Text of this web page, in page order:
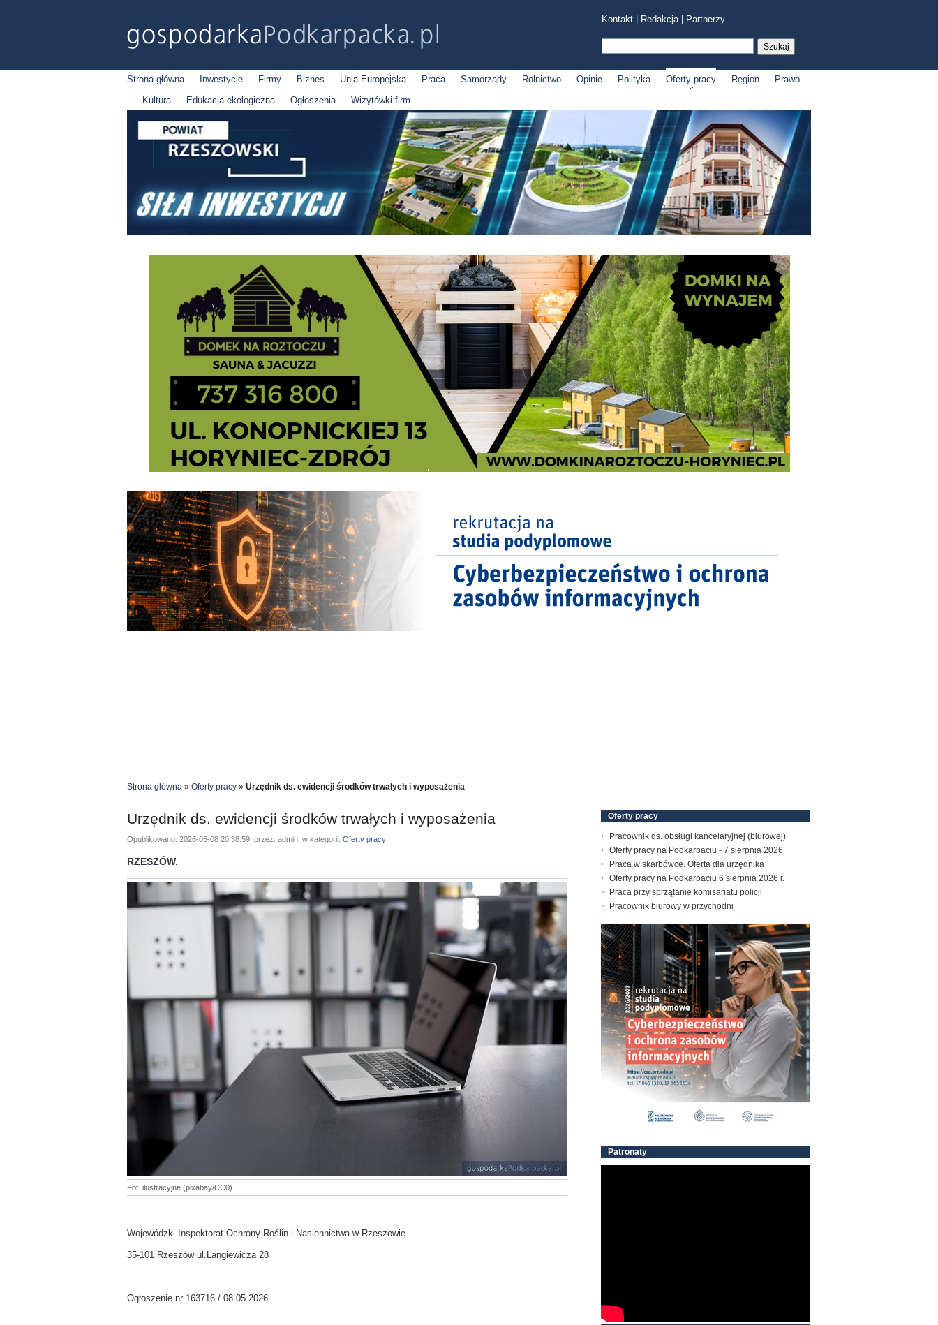
Kontakt Redakcja| Partnerzy
Strona główna Inwestycje Firmy Biznes Unia Europejska Praca Samorządy Rolnictwo Opinie Polityka Oferty pracy Region
Prawo
Kultura
Edukacja ekologiczna Ogłoszenia Wizytówki firm
Strona główna » Oferty pracy » Urzędnik ds. ewidencji środków trwałych i wyposażenia
Urzędnik ds. ewidencji środków trwałych i wyposażenia
Opublikowano: 2026-05-08 20:38:59, przez: admin, w kategorii: Oferty pracy
RZESZÓW.
Fot. ilustracyjne (pixabay/CC0)
Wojewódzki Inspektorat Ochrony Roślin i Nasiennictwa w Rzeszowie
35-101 Rzeszów ul.Langiewicza 28
Ogłoszenie nr 163716 / 08.05.2026
Oferty pracy
Pracownik ds. obsługi kancelaryjnej (biurowej)
Oferty pracy na Podkarpaciu - 7 sierpnia 2026
Praca w skarbówce. Oferta dla urzędnika
Oferty pracy na Podkarpaciu 6 sierpnia 2026 r.
Praca przy sprzątanie komisariatu policji
Pracownik biurowy w przychodni
Patronaty